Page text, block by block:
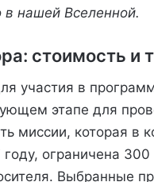
в нашей Вселенной.
стоимость и
участия в
этапе для
миссии, которая в
году, ограничена
Выбранные